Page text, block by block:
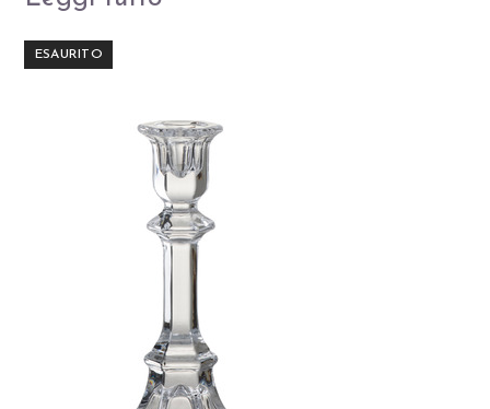
ESAURITO